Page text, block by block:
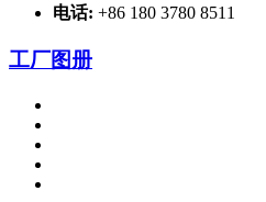
电话: +86 180 3780 8511
工厂图册